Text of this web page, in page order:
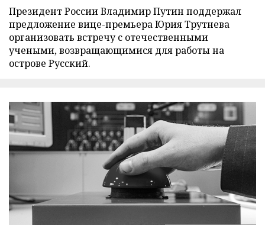
Президент России Владимир Путин поддержал
предложение вице-премьера Юрия Трутнева
организовать встречу с отечественными
учеными, возвращающимися для работы на
острове Русский.